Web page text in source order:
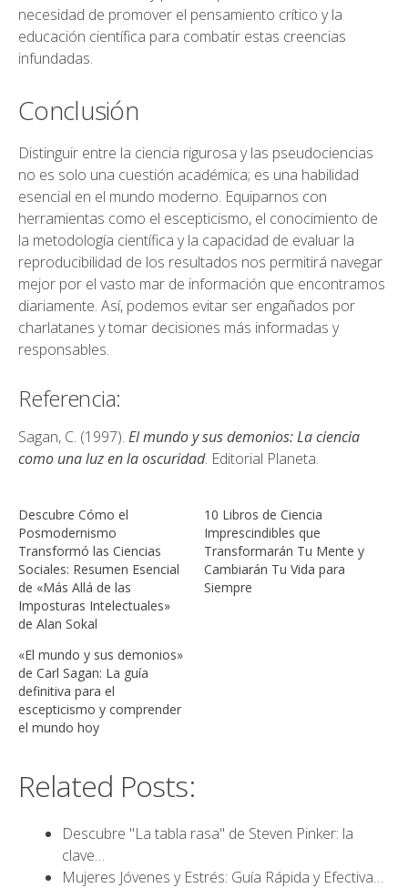
necesidad de promover el pensamiento crítico y la
educación científica para combatir estas creencias
infundadas.
Conclusión
Distinguir entre la ciencia rigurosa y las pseudociencias
no es solo una cuestión académica; es una habilidad
esencial en el mundo moderno. Equiparnos con
herramientas como el escepticismo, el conocimiento de
la metodología científica y la capacidad de evaluar la
reproducibilidad de los resultados nos permitirá navegar
mejor por el vasto mar de información que encontramos
diariamente. Así, podemos evitar ser engañados por
charlatanes y tomar decisiones más informadas y
responsables.
Referencia:
Sagan, C. (1997). El mundo y sus demonios: La ciencia
como una luz en la oscuridad. Editorial Planeta.
Descubre Cómo el
Posmodernismo
Transformó las Ciencias
Sociales: Resumen Esencial
de «Más Allá de las
Imposturas Intelectuales»
de Alan Sokal
10 Libros de Ciencia
Imprescindibles que
Transformarán Tu Mente y
Cambiarán Tu Vida para
Siempre
«El mundo y sus demonios»
de Carl Sagan: La guía
definitiva para el
escepticismo y comprender
el mundo hoy
Related Posts:
Descubre "La tabla rasa" de Steven Pinker: la
clave…
Mujeres Jóvenes y Estrés: Guía Rápida y Efectiva…